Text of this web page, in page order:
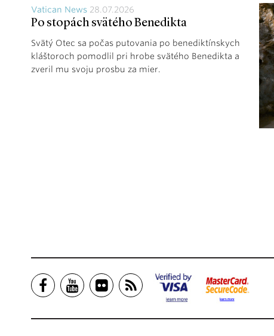
Vatican News 28.07.2026
Po stopách svätého Benedikta
Svätý Otec sa počas putovania po benediktínskych
kláštoroch pomodlil pri hrobe svätého Benedikta a
zveril mu svoju prosbu za mier.